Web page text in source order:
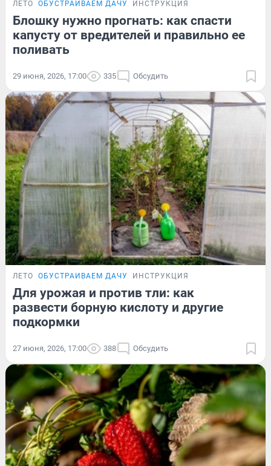
ЛЕТО ОБУСТРАИВАЕМ ДАЧУ ИНСТРУКЦИЯ
Блошку нужно прогнать: как спасти
капусту от вредителей и правильно ее
поливать
29 июня, 2026, 17:00 335 Обсудить
ЛЕТО ОБУСТРАИВАЕМ ДАЧУ ИНСТРУКЦИЯ
Для урожая и против тли: как
развести борную кислоту и другие
подкормки
27 июня, 2026, 17:00 388 Обсудить